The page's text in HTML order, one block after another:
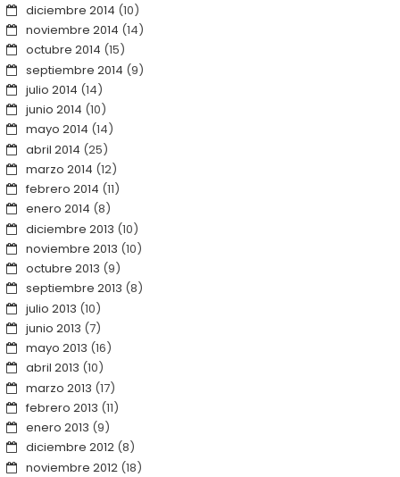
diciembre 2014 (10)
noviembre 2014 (14)
octubre 2014 (15)
septiembre 2014 (9)
julio 2014 (14)
junio 2014 (10)
mayo 2014 (14)
abril 2014 (25)
marzo 2014 (12)
febrero 2014 (11)
enero 2014 (8)
diciembre 2013 (10)
noviembre 2013 (10)
octubre 2013 (9)
septiembre 2013 (8)
julio 2013 (10)
junio 2013 (7)
mayo 2013 (16)
abril 2013 (10)
marzo 2013 (17)
febrero 2013 (11)
enero 2013 (9)
diciembre 2012(8)
noviembre 2012(18)